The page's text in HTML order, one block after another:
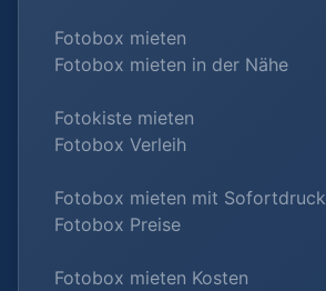
Fotobox mieten
Fotobox mieten in der Nähe
Fotokiste mieten
Fotobox Verleih
Fotobox mieten mit Sofortdruck
Fotobox Preise
Fotobox mieten Kosten